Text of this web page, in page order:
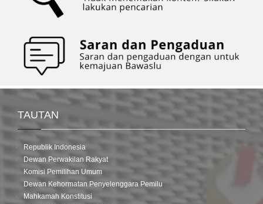
TAUTAN
Republik Indonesia
Dewan Perwakilan Rakyat
Komisi Pemilihan Umum
Dewan Kehormatan Penyelenggara Pemilu
Mahkamah Konstitusi